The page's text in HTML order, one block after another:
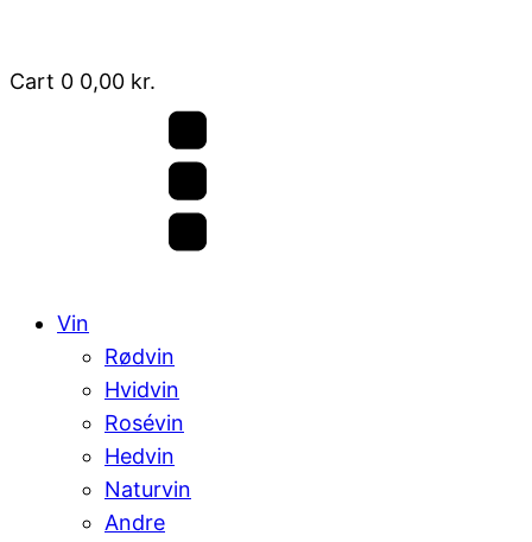
Cart 0 0,00 kr.
Vin
Rødvin
Hvidvin
Rosévin
Hedvin
Naturvin
Andre